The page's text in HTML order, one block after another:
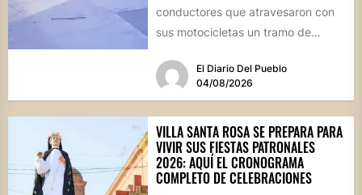
conductores que atravesaron con
sus motocicletas un tramo de
calle...
El Diario Del Pueblo
04/08/2026
VILLA SANTA ROSA SE PREPARA PARA
VIVIR SUS FIESTAS PATRONALES
2026: AQUÍ EL CRONOGRAMA
COMPLETO DE CELEBRACIONES